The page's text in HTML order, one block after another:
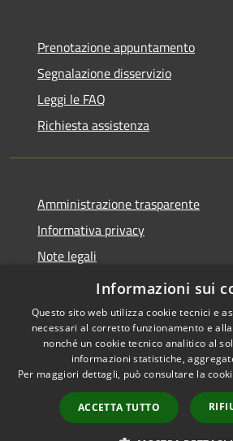
Prenotazione appuntamento
Segnalazione disservizio
Leggi le FAQ
Richiesta assistenza
Amministrazione trasparente
Informativa privacy
Note legali
Dichiarazione di accessibilità
Accessibilità
Informazioni sui
Questo sito web utilizza cookie tecnici e
necessari al corretto funzionamento e
nonché un cookie tecnico analitico al
informazioni statistiche,
Per maggiori dettagli, può consultare la
ACCETTA TUTTO